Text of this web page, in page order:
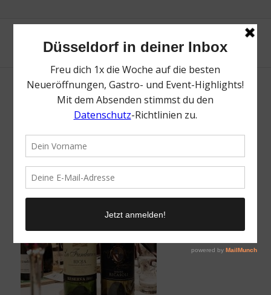
Rheingoldsaal in der Rheinterrasse
22. März 2018 /